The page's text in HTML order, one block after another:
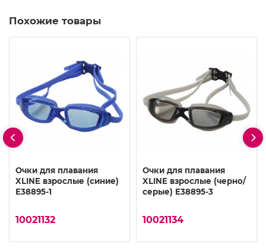
Похожие товары
Очки для плавания
XLINE взрослые (синие)
E38895-1
10021132
Очки для плавания
XLINE взрослые (черно/
серые) E38895-3
10021134